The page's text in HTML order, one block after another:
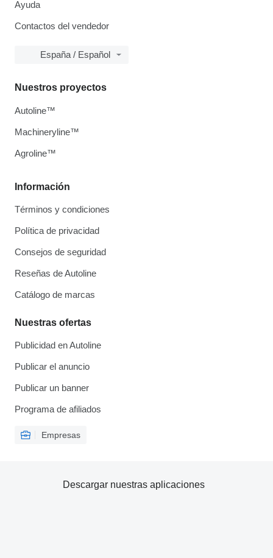
Ayuda
Contactos del vendedor
España / Español
Información
Términos y condiciones
Política de privacidad
Consejos de seguridad
Reseñas de Autoline
Catálogo de marcas
Nuestras ofertas
Publicidad en Autoline
Publicar el anuncio
Publicar un banner
Programa de afiliados
Empresas
Nuestros proyectos
Autoline™
Machineryline™
Agroline™
Descargar nuestras aplicaciones